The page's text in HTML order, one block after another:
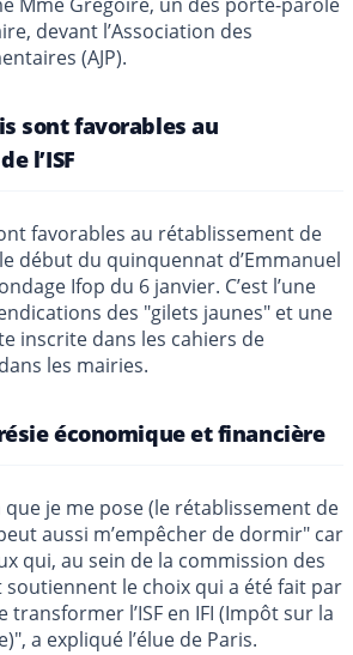
devant l’Association des
(AJP).
sont favorables au
l’ISF
favorables au rétablissement de
début du quinquennat d’Emmanuel
Ifop du 6 janvier. C’est l’une
des "gilets jaunes" et une
inscrite dans les cahiers de
les mairies.
économique et financière
que je me pose (le rétablissement de
aussi m’empêcher de dormir" car
qui, au sein de la commission des
soutiennent le choix qui a été fait par
l’ISF en IFI (Impôt sur la
a expliqué l’élue de Paris.